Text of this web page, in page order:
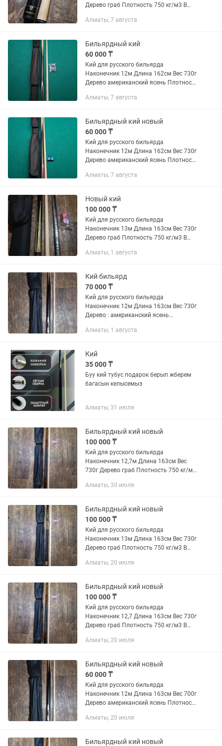
Дерево граб Плотность 750 кг/м3 В
Алматы, 7 августа
Бильярдный кий
60 000 ₸
Кий для русского бильярда
Наконечник 12м Длина 162см Вес 730г
Дерево американский ясень Плотность
Наконечника По всем вопросам
Алматы, 7 августа
Бильярдный кий новый
60 000 ₸
Кий для русского бильярда
Наконечник 12м Длина 162см Вес 730г
Дерево американский ясень Плотность
Наконечника Пишите по этому номеру
Алматы, 7 августа
Новый кий
100 000 ₸
Кий для русского бильярда
Наконечник 13м Длина 163см Вес 730г
Дерево граб Плотность 750 кг/м3 В
Алматы, 1 августа
Кий бильярд
70 000 ₸
Кий для русского бильярда
Наконечник 12м Длина 163см Вес 730г
Дерево : американский ясень
2 мелка,
Алматы, 1 августа
Кий
35 000 ₸
Буу кий тубус подарок берып жберем
багасын келысемыз
Алматы, 31 июля
Бильярдный кий новый
100 000 ₸
Кий для русского бильярда
Наконечник 12,7м Длина 163см Вес
730г Дерево граб Плотность 750 кг/м3
Алматы, 30 июля
Бильярдный кий новый
100 000 ₸
Кий для русского бильярда
Наконечник 13м Длина 163см Вес 730г
Дерево граб Плотность 750 кг/м3 В
Алматы, 20 июля
Бильярдный кий новый
100 000 ₸
Кий для русского бильярда
Наконечник 12,7 Длина 163см Вес 730г
Дерево граб Плотность 750 кг/м3 В
Алматы, 20 июля
Бильярдный кий новый
60 000 ₸
Кий для русского бильярда
Наконечник 12м Длина 163см Вес 700г
Дерево американский ясень Плотность
Алматы, 20 июля
Бильярдный кий новый